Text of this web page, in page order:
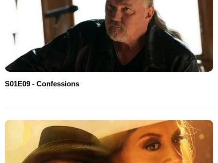
S01E09 - Confessions